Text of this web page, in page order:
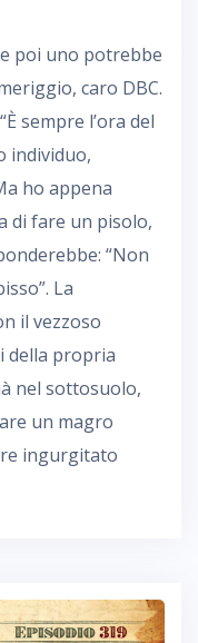
poi uno potrebbe
caro DBC.
sempre l’ora del
individuo,
ho appena
di fare un pisolo,
“Non
La
il vezzoso
della propria
nel sottosuolo,
un magro
ingurgitato